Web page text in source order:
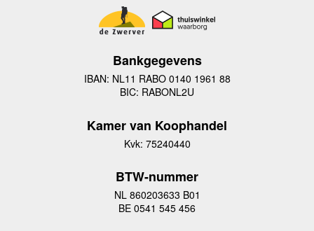
Bankgegevens
IBAN: NL11 RABO 0140 1961 88
BIC: RABONL2U
Kamer van Koophandel
Kvk: 75240440
BTW-nummer
NL 860203633 B01
BE 0541 545 456